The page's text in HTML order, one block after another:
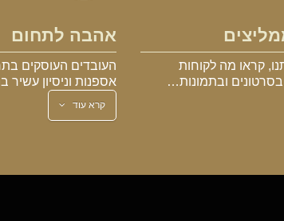
קראו מה לקוחות
ובתמונות…
אהבה לתחום
העובדים העוסקים
אספנות וניסיון
קרא עוד